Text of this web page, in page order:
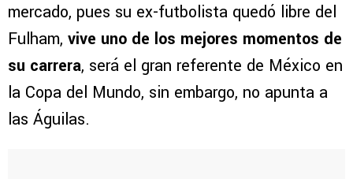
mercado, pues su ex-futbolista quedó libre del
Fulham, vive uno de los mejores momentos de
su carrera, será el gran referente de México en
la Copa del Mundo, sin embargo, no apunta a
las Águilas.